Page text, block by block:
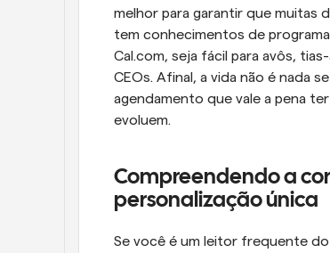
melhor para garantir que muitas
tem conhecimentos de
Cal.com, seja fácil para avôs,
CEOs. Afinal, a vida não é nada
agendamento que vale a pena
evoluem.
Compreendendo a
personalização única
Se você é um leitor frequente